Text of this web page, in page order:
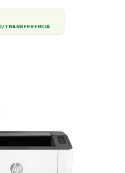
TRANSFERENCIA